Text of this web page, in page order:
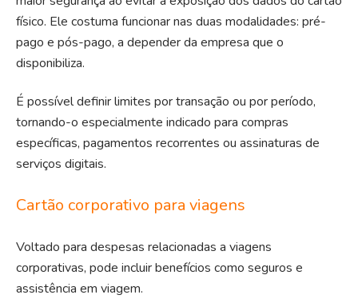
físico. Ele costuma funcionar nas duas modalidades: pré-
pago e pós-pago, a depender da empresa que o
disponibiliza.
É possível definir limites por transação ou por período,
tornando-o especialmente indicado para compras
específicas, pagamentos recorrentes ou assinaturas de
serviços digitais.
Cartão corporativo para viagens
Voltado para despesas relacionadas a viagens
corporativas, pode incluir benefícios como seguros e
assistência em viagem.